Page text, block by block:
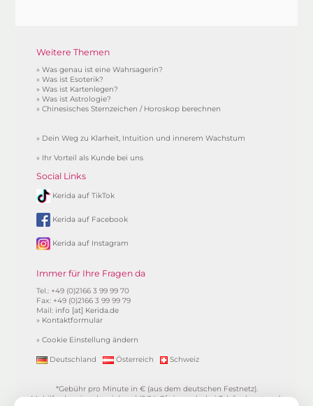
Weitere Themen
»Was genau ist eine Wahrsagerin?
»Was ist Esoterik?
»Was ist Kartenlegen?
»Was ist Astrologie?
»Chinesisches Sternzeichen / Horoskop berechnen
» Dein Weg zu Klarheit, Intuition und innerem Wachstum
» Ihr Vorteil als Kunde bei uns
Social Links
Kerida auf TikTok
Kerida auf Facebook
Kerida auf Instagram
Immer für Ihre Fragen da
Tel.: +49 (0)2166 3 99 99 70
Fax: +49 (0)2166 3 99 99 79
Mail: info [at] Kerida.de
» Kontaktformular
»Cookie Einstellung ändern
Deutschland Österreich Schweiz
*Gebühr pro Minute in € (aus dem deutschen Festnetz).
Mobilfunkpreise abweichend (0,24 €/min. mehr bei Telefonberatung).